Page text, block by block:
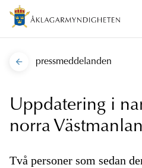
pressmeddelanden
Uppdatering i
norra
Två personer som sedan